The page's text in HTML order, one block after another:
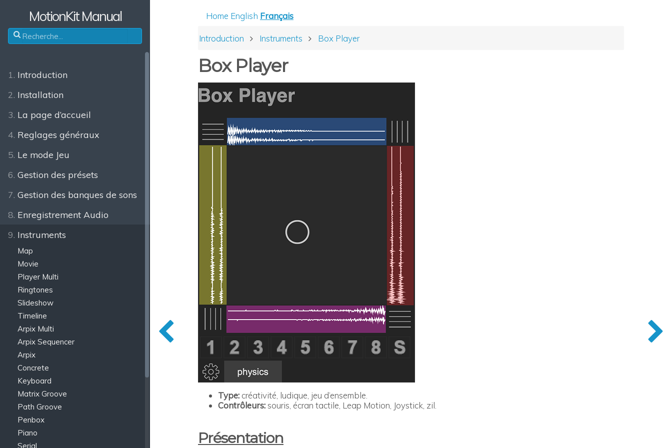
MotionKit Manual
1. Introduction
2. Installation
3. La page d’accueil
4. Reglages généraux
5. Le mode Jeu
6. Gestion des présets
7. Gestion des banques de sons
8. Enregistrement Audio
9. Instruments
Map
Movie
Player Multi
Ringtones
Slideshow
Timeline
Arpix Multi
Arpix Sequencer
Arpix
Concrete
Keyboard
Matrix Groove
Path Groove
Penbox
Piano
Serial
Home English Français
Introduction Instruments Box Player
Box Player
Type: créativité, ludique, jeu d’ensemble.
Contrôleurs:souris, écran tactile, Leap Motion, Joystick, zil.
Présentation